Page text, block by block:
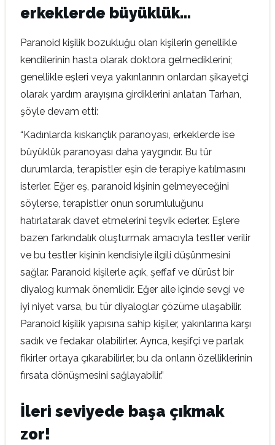
erkeklerde büyüklük…
Paranoid kişilik bozukluğu olan kişilerin genellikle
kendilerinin hasta olarak doktora gelmediklerini;
genellikle eşleri veya yakınlarının onlardan şikayetçi
olarak yardım arayışına girdiklerini anlatan Tarhan,
şöyle devam etti:
“Kadınlarda kıskançlık paranoyası, erkeklerde ise
büyüklük paranoyası daha yaygındır. Bu tür
durumlarda, terapistler eşin de terapiye katılmasını
isterler. Eğer eş, paranoid kişinin gelmeyeceğini
söylerse, terapistler onun sorumluluğunu
hatırlatarak davet etmelerini teşvik ederler. Eşlere
bazen farkındalık oluşturmak amacıyla testler verilir
ve bu testler kişinin kendisiyle ilgili düşünmesini
sağlar. Paranoid kişilerle açık, şeffaf ve dürüst bir
diyalog kurmak önemlidir. Eğer aile içinde sevgi ve
iyi niyet varsa, bu tür diyaloglar çözüme ulaşabilir.
Paranoid kişilik yapısına sahip kişiler, yakınlarına karşı
sadık ve fedakar olabilirler. Ayrıca, keşifçi ve parlak
fikirler ortaya çıkarabilirler, bu da onların özelliklerinin
fırsata dönüşmesini sağlayabilir.”
İleri seviyede başa çıkmak
zor!